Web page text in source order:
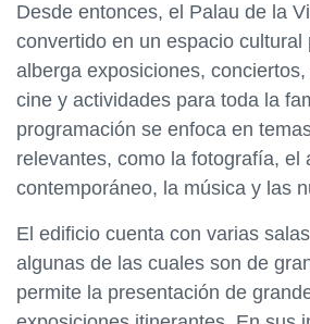
Desde entonces, el Palau de la
convertido en un espacio cultural
alberga exposiciones,
cine y actividades para toda la
programación se enfoca en
relevantes, como la fotografía, el
contemporáneo, la música y las
El edificio cuenta con varias
algunas de las cuales son de
permite la presentación de